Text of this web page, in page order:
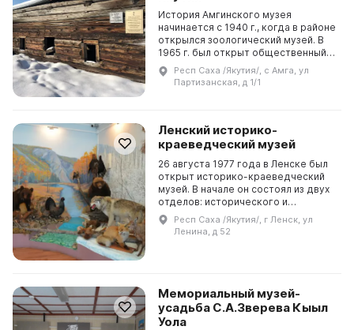
История Амгинского музея
начинается с 1940 г., когда в районе
открылся зоологический музей. В
1965 г. был открыт общественный
музей революционной и трудовой
славы, которым руководил Василий
Константин...
Респ Саха /Якутия/, с Амга, ул
Партизанская, д 1/1
Ленский историко-
краеведческий музей
26 августа 1977 года в Ленске был
открыт историко-краеведческий
музей. В начале он состоял из двух
отделов: исторического и
природного. В экспозициях музея
были представлены орудия труда,
оружие, одеж...
Респ Саха /Якутия/, г Ленск, ул
Ленина, д 52
Мемориальный музей-
усадьба С.А.Зверева Кыыл
Уола